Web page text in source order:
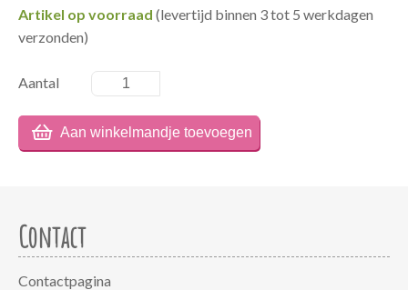
Artikel op voorraad (levertijd binnen 3 tot 5 werkdagen
verzonden)
Aantal
Contact
Contactpagina